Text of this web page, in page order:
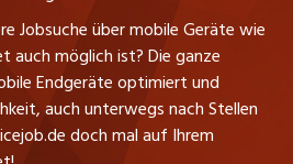
Jobsuche über mobile Geräte wie
auch möglich ist? Die ganze
Endgeräte optimiert und
auch unterwegs nach Stellen
doch mal auf Ihrem